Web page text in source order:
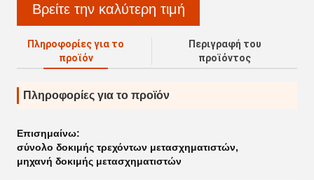
Βρείτε την καλύτερη τιμή
Πληροφορίες για το
προϊόν
Περιγραφή του
προϊόντος
Πληροφορίες για το προϊόν
Επισημαίνω:
σύνολο δοκιμής τρεχόντων μετασχηματιστών,
μηχανή δοκιμής μετασχηματιστών